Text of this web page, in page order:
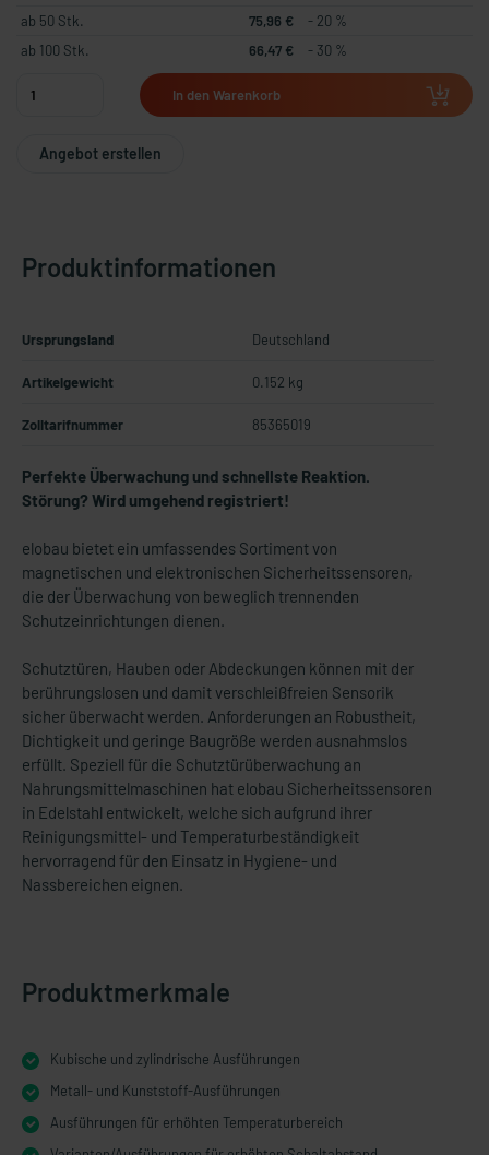
ab 50 Stk.
75,96 €
- 20 %
ab 100 Stk.
66,47 € - 30 %
In den Warenkorb
Angebot erstellen
Produktinformationen
Ursprungsland Deutschland
Artikelgewicht 0.152 kg
Zolltarifnummer 85365019
Perfekte Überwachung und schnellste Reaktion.
Störung? Wird umgehend registriert!
elobau bietet ein umfassendes Sortiment von
magnetischen und elektronischen Sicherheitssensoren,
die der Überwachung von beweglich trennenden
Schutzeinrichtungen dienen.
Schutztüren, Hauben oder Abdeckungen können mit der
berührungslosen und damit verschleißfreien Sensorik
sicher überwacht werden. Anforderungen an Robustheit,
Dichtigkeit und geringe Baugröße werden ausnahmslos
erfüllt. Speziell für die Schutztürüberwachung an
Nahrungsmittelmaschinen hat elobau Sicherheitssensoren
in Edelstahl entwickelt, welche sich aufgrund ihrer
Reinigungsmittel- und Temperaturbeständigkeit
hervorragend für den Einsatz in Hygiene- und
Nassbereichen eignen.
Produktmerkmale
Kubische und zylindrische Ausführungen
Metall- und Kunststoff-Ausführungen
Ausführungen für erhöhten Temperaturbereich